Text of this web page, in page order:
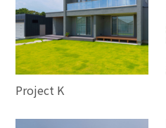
Project K